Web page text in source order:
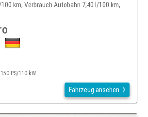
100 km, Verbrauch Autobahn 7,40 l/100 km,
150 PS/110 kW
Fahrzeug ansehen